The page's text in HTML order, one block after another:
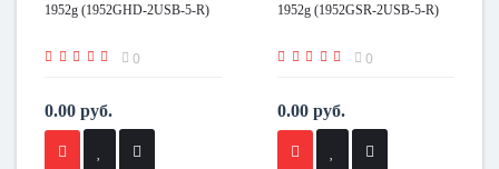
1952g (1952GHD-2USB-5-R)
0
0.00 руб.
1952g (1952GSR-2USB-5-R)
0
0.00 руб.